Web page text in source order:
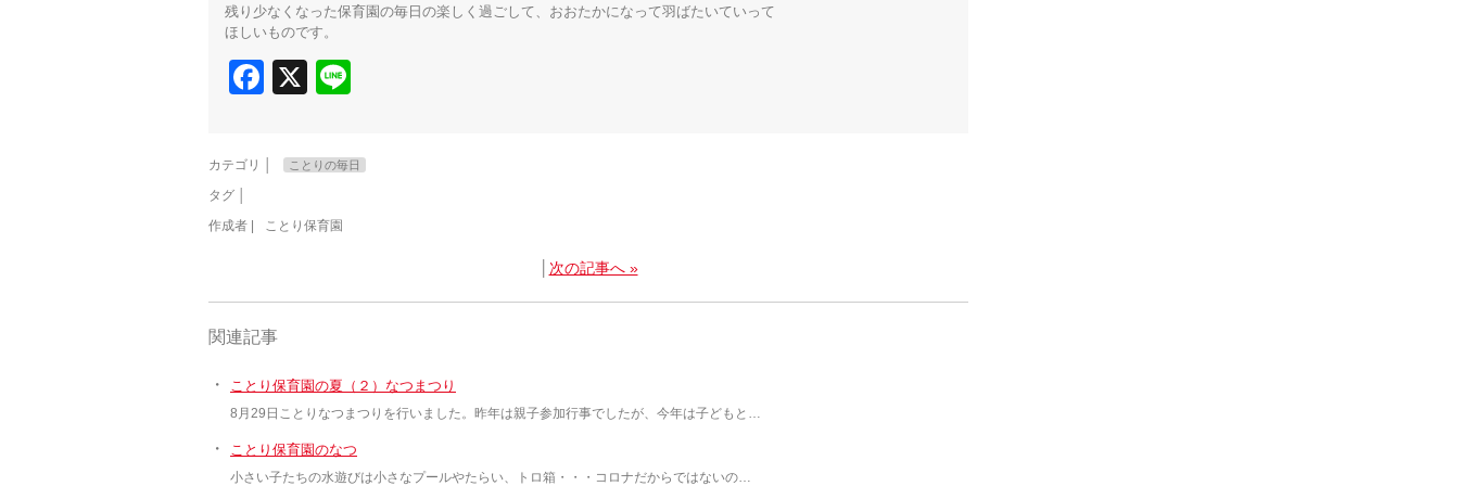
残り少なくなった保育園の毎日の楽しく過ごして、おおたかになって羽ばたいていって
ほしいものです。
Facebook
X
カテゴリ │ ことりの毎日
タグ │
作成者 |
ことり保育園
次の記事へ »
関連記事
・ ことり保育園の夏（２）なつまつり
8月29日ことりなつまつりを行いました。昨年は親子参加行事でしたが、今年は子どもと…
・ ことり保育園のなつ
小さい子たちの水遊びは小さなプールやたらい、トロ箱・・・コロナだからではないの…